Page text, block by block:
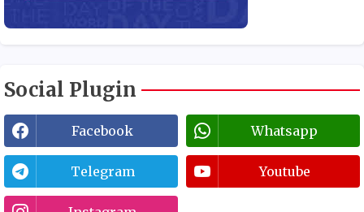
Social Plugin
Facebook Whatsapp
Telegram Youtube